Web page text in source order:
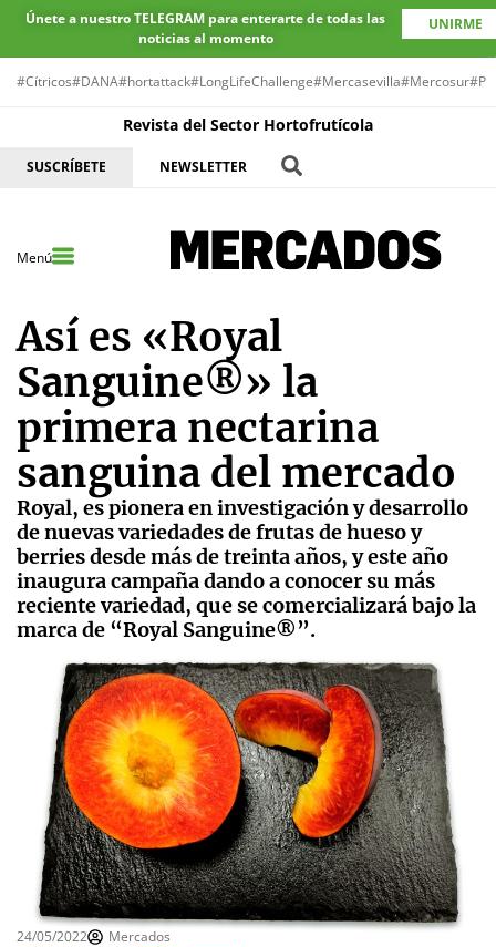
Únete a nuestro TELEGRAM para enterarte de todas las
noticias al momento
UNIRME
#Cítricos#DANA#hortattack#LongLifeChallenge#Mercasevilla#Mercosur
Revista del Sector Hortofrutícola
SUSCRÍBETE NEWSLETTER
Menú
Así es «Royal
Sanguine®» la
primera nectarina
sanguina del mercado
Royal, es pionera en investigación y desarrollo
de nuevas variedades de frutas de hueso y
berries desde más de treinta años, y este año
inaugura campaña dando a conocer su más
reciente variedad, que se comercializará bajo la
marca de “Royal Sanguine®”.
24/05/2022
Mercados